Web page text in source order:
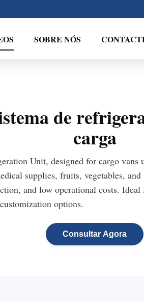
SOBRE NÓS
de
carga
Unit, designed for cargo vans
supplies, fruits, vegetables,
and low operational costs.
options.
Consultar Agora